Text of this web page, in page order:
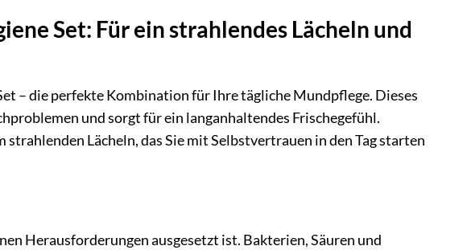
Set: Für ein strahlendes Lächeln und
– die perfekte Kombination für Ihre tägliche Mundpflege. Dieses
und sorgt für ein langanhaltendes Frischegefühl.
strahlenden Lächeln, das Sie mit Selbstvertrauen in den Tag starten
Herausforderungen ausgesetzt ist. Bakterien, Säuren und